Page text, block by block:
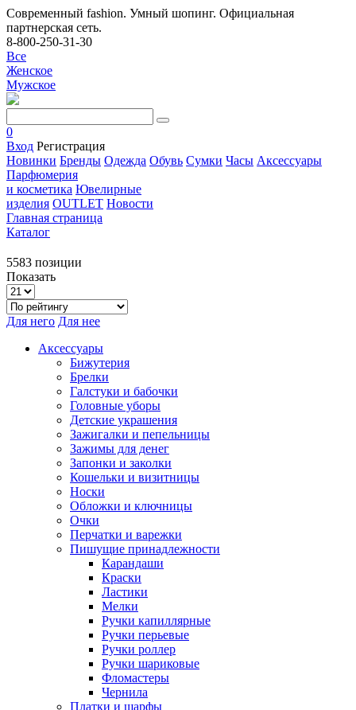
Современный fashion. Умный шопинг. Официальная
партнерская сеть.
8-800-250-31-30
Все
Женское
Мужское
0
Вход Регистрация
Новинки Бренды Одежда Обувь Сумки Часы Аксессуары
Парфюмерия
и косметика Ювелирные
изделия OUTLET Новости
Главная страница
Каталог
5583 позиции
Показать
Для него Для нее
Аксессуары
Бижутерия
Брелки
Галстуки и бабочки
Головные уборы
Детские украшения
Зажигалки и пепельницы
Зажимы для денег
Запонки и заколки
Кошельки и визитницы
Носки
Обложки и ключницы
Очки
Перчатки и варежки
Пишущие принадлежности
Карандаши
Краски
Ластики
Мелки
Ручки капиллярные
Ручки перьевые
Ручки роллер
Ручки шариковые
Фломастеры
Чернила
Платки и шарфы